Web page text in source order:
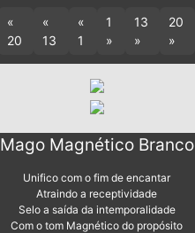
«
20
«
13
«
1
1
»
13
»
20
»
Mago Magnético Branco
Unifico com o fim de encantar
Atraindo a receptividade
Selo a saída da intemporalidade
Com o tom Magnético do propósito